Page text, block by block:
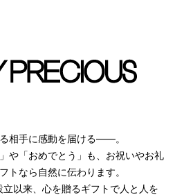
相手に感動を届ける――。
や「おめでとう」も、お祝いやお礼
トなら自然に伝わります。
以来、心を贈るギフトで人と人を